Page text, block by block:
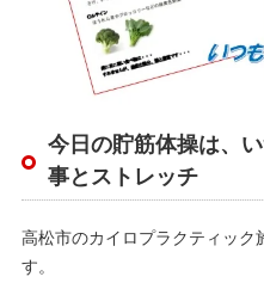
今日の貯筋体操は、
事とストレッチ
高松市のカイロプラクティッ
す。